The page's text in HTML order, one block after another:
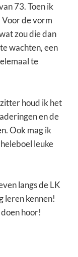
73. Toen ik
Voor de vorm
zou die dan
wachten, een
te
houd ik het
en de
Ook mag ik
leuke
langs de LK
leren kennen!
hoor!